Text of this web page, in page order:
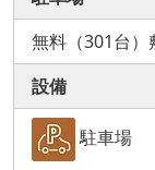
無料（301台）
設備
駐車場